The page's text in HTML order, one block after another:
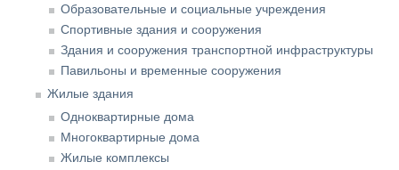
Образовательные и социальные учреждения
Спортивные здания и сооружения
Здания и сооружения транспортной инфраструктуры
Павильоны и временные сооружения
Жилые здания
Одноквартирные дома
Многоквартирные дома
Жилые комплексы